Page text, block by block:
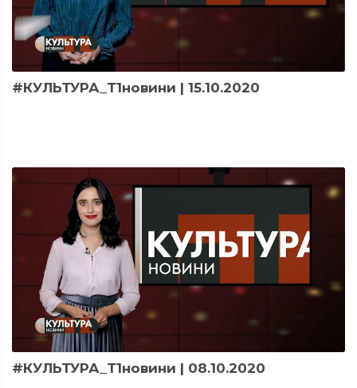
#КУЛЬТУРА_Т1новини | 15.10.2020
#КУЛЬТУРА_Т1новини | 08.10.2020